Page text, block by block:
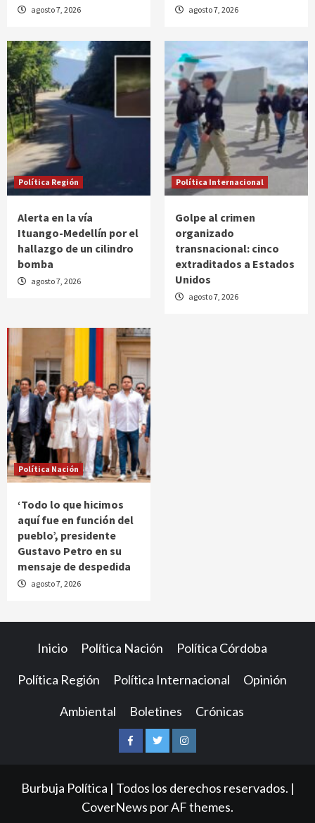
agosto 7, 2026 agosto 7, 2026
Política Región
Alerta en la vía
Ituango-Medellín por el
hallazgo de un cilindro
bomba
agosto 7, 2026
Política Internacional
Golpe al crimen
organizado
transnacional: cinco
extraditados a Estados
Unidos
agosto 7, 2026
Política Nación
‘Todo lo que hicimos
aquí fue en función del
pueblo’, presidente
Gustavo Petro en su
mensaje de despedida
agosto 7, 2026
Inicio Política Nación Política Córdoba
Política Región Política Internacional Opinión
Ambiental Boletines Crónicas
FacebookTwitterInstagram
Burbuja Política | Todos los derechos reservados. |
CoverNews por AF themes.